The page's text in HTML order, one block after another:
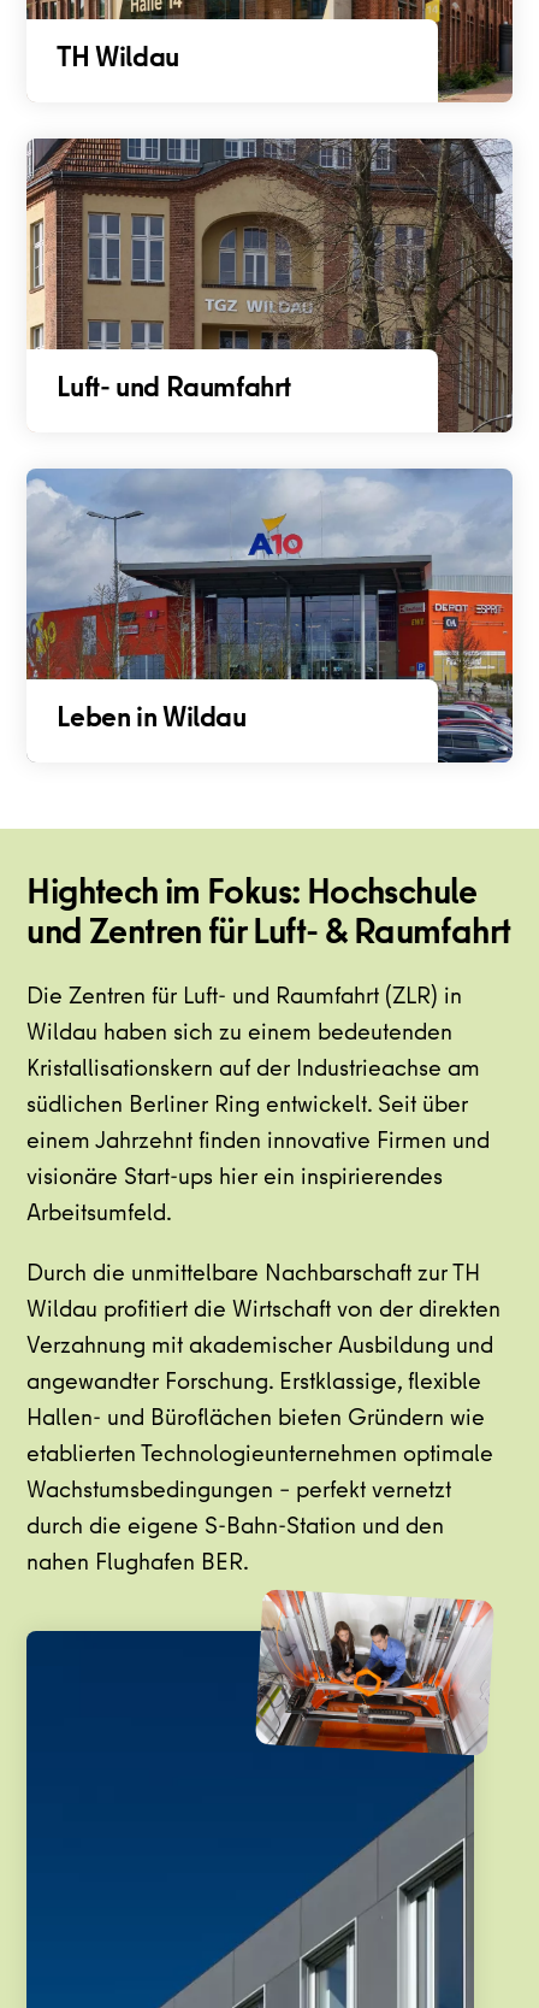
TH Wildau
Luft- und Raumfahrt
Leben in Wildau
Hightech im Fokus: Hochschule
und Zentren für Luft- & Raumfahrt
Die Zentren für Luft- und Raumfahrt (ZLR) in
Wildau haben sich zu einem bedeutenden
Kristallisationskern auf der Industrieachse am
südlichen Berliner Ring entwickelt. Seit über
einem Jahrzehnt finden innovative Firmen und
visionäre Start-ups hier ein inspirierendes
Arbeitsumfeld.
Durch die unmittelbare Nachbarschaft zur TH
Wildau profitiert die Wirtschaft von der direkten
Verzahnung mit akademischer Ausbildung und
angewandter Forschung. Erstklassige, flexible
Hallen- und Büroflächen bieten Gründern wie
etablierten Technologieunternehmen optimale
Wachstumsbedingungen – perfekt vernetzt
durch die eigene S-Bahn-Station und den
nahen Flughafen BER.